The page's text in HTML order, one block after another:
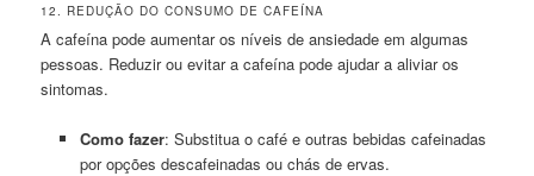
12. REDUÇÃO DO CONSUMO DE CAFEÍNA
A cafeína pode aumentar os níveis de ansiedade em algumas
pessoas. Reduzir ou evitar a cafeína pode ajudar a aliviar os
sintomas.
Como fazer: Substitua o café e outras bebidas cafeinadas
por opções descafeinadas ou chás de ervas.